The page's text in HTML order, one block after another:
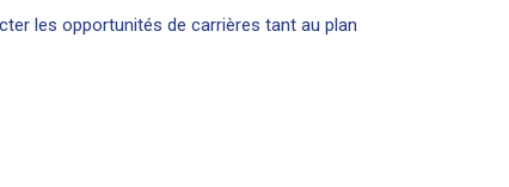
les opportunités de carrières tant au plan